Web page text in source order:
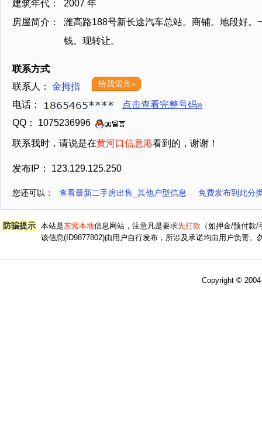
建筑年代：
2007 年
房屋简介：
潍高路188号新长途汽车总站。商铺。地段好。
钱。现转让。
联系方式
联系人： 金拇指 给我留言»
电话：
点击查看完整号码»
QQ： 1075236996
联系我时，请说是在黄河口信息港看到的，谢谢！
发布IP： 123.129.125.250
您还可以： 查看最新二手房出售_其他户型信息 免费发布到此分
防骗提示 本站是东营本地信息网站，注意凡是要求先打款 （如押金/预付款
该信息(ID9877802)由用户自行发布，所涉及承诺均由用户负责。
Copyright ©